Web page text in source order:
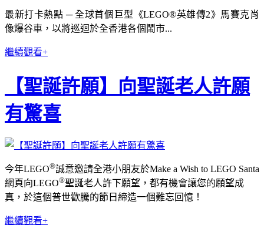
最新打卡熱點 ─ 全球首個巨型《LEGO®英雄傳2》馬賽克肖
像爆谷車，以將巡迴於全香港各個鬧市...
繼續觀看+
【聖誕許願】向聖誕老人許願
有驚喜
今年LEGO®誠意邀請全港小朋友於Make a Wish to LEGO Santa
網頁向LEGO®聖誕老人許下願望， 都有機會讓您的願望成
真，於這個普世歡騰的節日締造一個難忘回憶！
繼續觀看+